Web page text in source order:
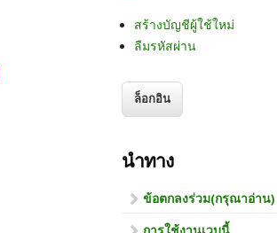
สร้างบัญชีผู้ใช้ใหม่
ลืมรหัสผ่าน
นำทาง
ข้อตกลงร่วม(กรุณาอ่าน)